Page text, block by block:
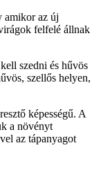
amikor az új
felfelé állnak
szedni és hűvös
szellős helyen,
képességű. A
a növényt
az tápanyagot